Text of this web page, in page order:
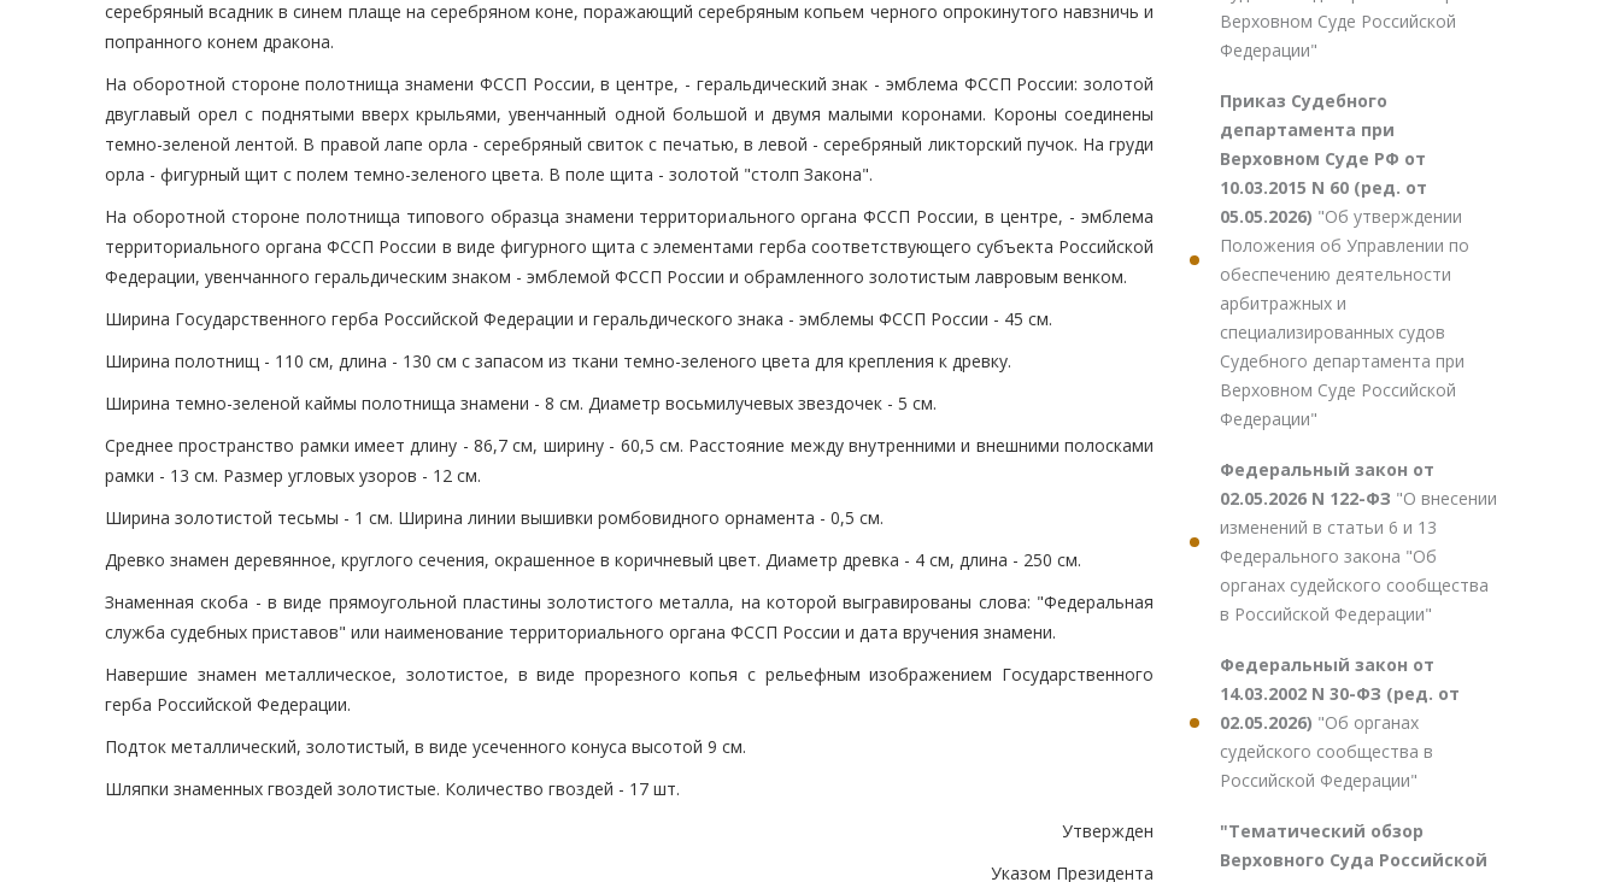
серебряный всадник в синем плаще на серебряном коне, поражающий серебряным копьем черного опрокинутого навзничь и
попранного конем дракона.
На оборотной стороне полотнища знамени ФССП России, в центре, - геральдический знак - эмблема ФССП России: золотой
двуглавый орел с поднятыми вверх крыльями, увенчанный одной большой и двумя малыми коронами. Короны соединены
темно-зеленой лентой. В правой лапе орла - серебряный свиток с печатью, в левой - серебряный ликторский пучок. На груди
орла - фигурный щит с полем темно-зеленого цвета. В поле щита - золотой "столп Закона".
На оборотной стороне полотнища типового образца знамени территориального органа ФССП России, в центре, - эмблема
территориального органа ФССП России в виде фигурного щита с элементами герба соответствующего субъекта Российской
Федерации, увенчанного геральдическим знаком - эмблемой ФССП России и обрамленного золотистым лавровым венком.
Ширина Государственного герба Российской Федерации и геральдического знака - эмблемы ФССП России - 45 см.
Ширина полотнищ - 110 см, длина - 130 см с запасом из ткани темно-зеленого цвета для крепления к древку.
Ширина темно-зеленой каймы полотнища знамени - 8 см. Диаметр восьмилучевых звездочек - 5 см.
Среднее пространство рамки имеет длину - 86,7 см, ширину - 60,5 см. Расстояние между внутренними и внешними полосками
рамки - 13 см. Размер угловых узоров - 12 см.
Ширина золотистой тесьмы - 1 см. Ширина линии вышивки ромбовидного орнамента - 0,5 см.
Древко знамен деревянное, круглого сечения, окрашенное в коричневый цвет. Диаметр древка - 4 см, длина - 250 см.
Знаменная скоба - в виде прямоугольной пластины золотистого металла, на которой выгравированы слова: "Федеральная
служба судебных приставов" или наименование территориального органа ФССП России и дата вручения знамени.
Навершие знамен металлическое, золотистое, в виде прорезного копья с рельефным изображением Государственного
герба Российской Федерации.
Подток металлический, золотистый, в виде усеченного конуса высотой 9 см.
Шляпки знаменных гвоздей золотистые. Количество гвоздей - 17 шт.
Утвержден
Указом Президента
Верховном Суде Российской
Федерации"
Приказ Судебного
департамента при
Верховном Суде РФ от
10.03.2015 N 60 (ред. от
05.05.2026) "Об утверждении
Положения об Управлении по
обеспечению деятельности
арбитражных и
специализированных судов
Судебного департамента при
Верховном Суде Российской
Федерации"
Федеральный закон от
02.05.2026 N 122-ФЗ "О внесении
изменений в статьи 6 и 13
Федерального закона "Об
органах судейского сообщества
в Российской Федерации"
Федеральный закон от
14.03.2002 N 30-ФЗ (ред. от
02.05.2026) "Об органах
судейского сообщества в
Российской Федерации"
"Тематический обзор
Верховного Суда Российской